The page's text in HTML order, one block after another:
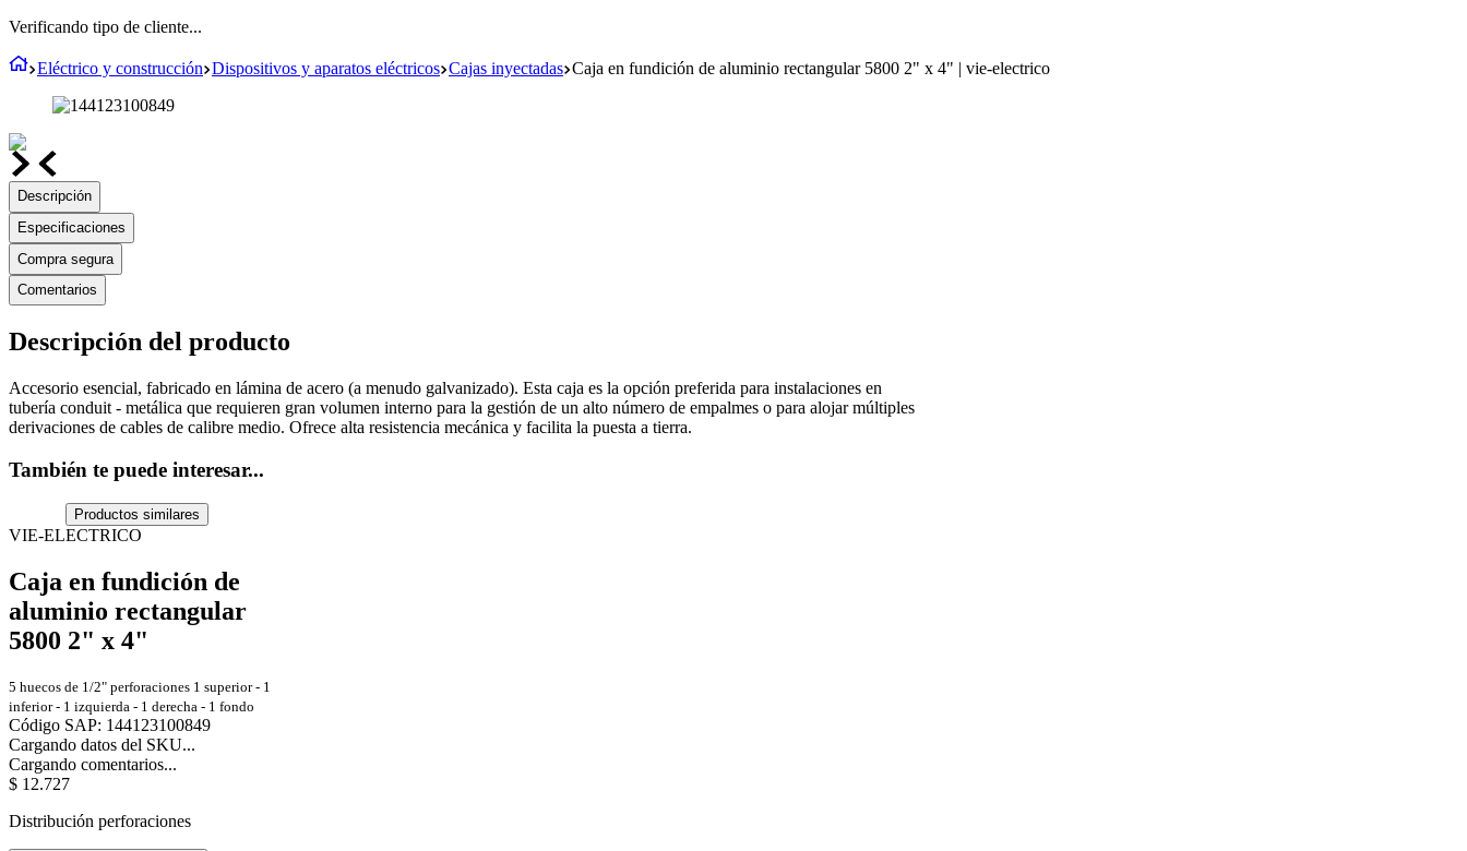
Verificando tipo de cliente...
Eléctrico y construcción Dispositivos y aparatos eléctricos Cajas inyectadas Caja en fundición de aluminio rectangular 5800 2" x 4" | vie-electrico
Descripción
Especificaciones
Compra segura
Comentarios
Descripción del producto
Accesorio esencial, fabricado en lámina de acero (a menudo galvanizado). Esta caja es la opción preferida para instalaciones en
tubería conduit - metálica que requieren gran volumen interno para la gestión de un alto número de empalmes o para alojar múltiples
derivaciones de cables de calibre medio. Ofrece alta resistencia mecánica y facilita la puesta a tierra.
También te puede interesar...
Productos similares
VIE-ELECTRICO
Caja en fundición de
aluminio rectangular
5800 2" x 4"
5 huecos de 1/2" perforaciones 1 superior - 1
inferior - 1 izquierda - 1 derecha - 1 fondo
Código SAP: 144123100849
Cargando datos del SKU...
Cargando comentarios...
$ 12.727
Distribución perforaciones